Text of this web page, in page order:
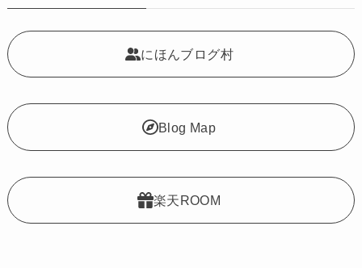
にほんブログ村
Blog Map
楽天ROOM